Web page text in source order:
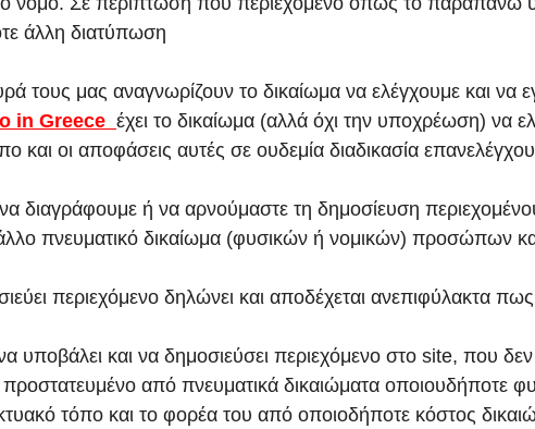
άλλη διατύπωση
τους μας αναγνωρίζουν το δικαίωμα να ελέγχουμε και να
in Greece έχει το δικαίωμα (αλλά όχι την υποχρέωση) να
και οι αποφάσεις αυτές σε ουδεμία διαδικασία επανελέγχου
διαγράφουμε ή να αρνούμαστε τη δημοσίευση
πνευματικό δικαίωμα (φυσικών ή νομικών) προσώπων
περιεχόμενο δηλώνει και αποδέχεται ανεπιφύλακτα
υποβάλει και να δημοσιεύσει περιεχόμενο στο site, που
από πνευματικά δικαιώματα οποιουδήποτε
τόπο και το φορέα του από οποιοδήποτε κόστος